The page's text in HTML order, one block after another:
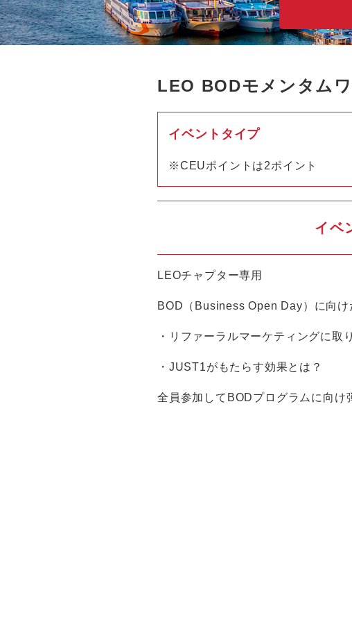
LEO BODモメンタム
イベントタイプ
※CEUポイントは2ポイント
イベ
LEOチャプター専用
BOD（Business Open Day）に向け
・リファーラルマーケティングに取
・JUST1がもたらす効果とは？
全員参加してBODプログラムに向け